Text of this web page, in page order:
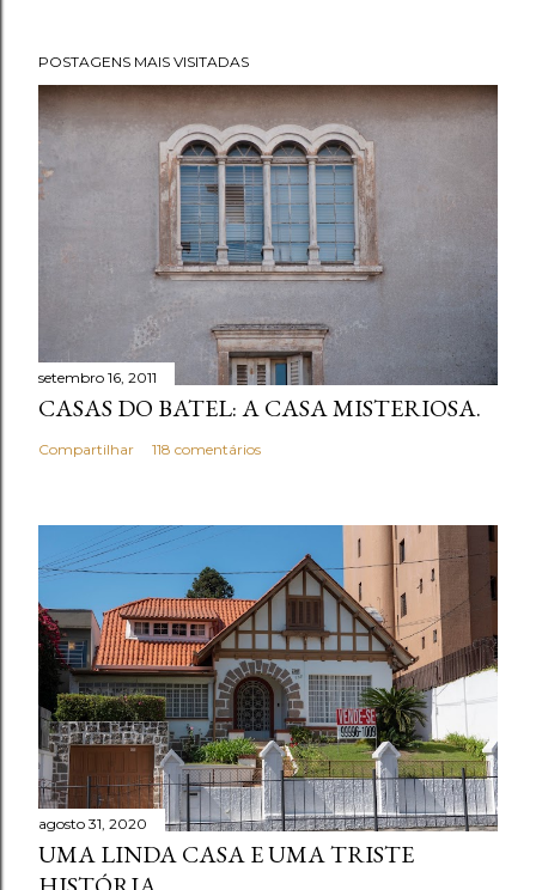
POSTAGENS MAIS VISITADAS
setembro 16, 2011
CASAS DO BATEL: A CASA MISTERIOSA.
Compartilhar 118 comentários
agosto 31, 2020
UMA LINDA CASA E UMA TRISTE